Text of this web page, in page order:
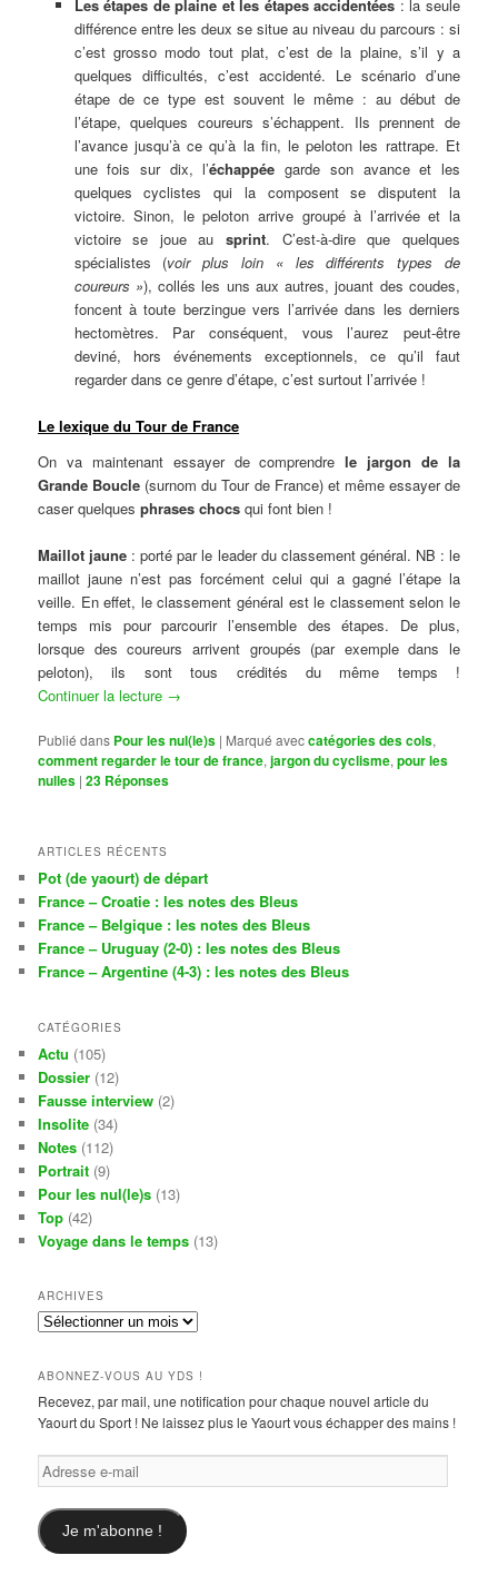
Les étapes de plaine et les étapes accidentées : la seule
différence entre les deux se situe au niveau du parcours : si
c’est grosso modo tout plat, c’est de la plaine, s’il y a
quelques difficultés, c’est accidenté. Le scénario d’une
étape de ce type est souvent le même : au début de
l’étape, quelques coureurs s’échappent. Ils prennent de
l’avance jusqu’à ce qu’à la fin, le peloton les rattrape. Et
une fois sur dix, l’échappée garde son avance et les
quelques cyclistes qui la composent se disputent la
victoire. Sinon, le peloton arrive groupé à l’arrivée et la
victoire se joue ausprint. C’est-à-dire que quelques
spécialistes (voir plus loin « les différents types de
coureurs »), collés les uns aux autres, jouant des coudes,
foncent à toute berzingue vers l’arrivée dans les derniers
hectomètres. Par conséquent, vous l’aurez peut-être
deviné, hors événements exceptionnels, ce qu’il faut
regarder dans ce genre d’étape, c’est surtout l’arrivée !
Le lexique du Tour de France
On va maintenant essayer de comprendrele jargon de la
Grande Boucle (surnom du Tour de France) et même essayer de
caser quelquesphrases chocs qui font bien !
Maillot jaune : porté par le leader du classement général. NB : le
maillot jaune n’est pas forcément celui qui a gagné l’étape la
veille. En effet, le classement général est le classement selon le
temps mis pour parcourir l’ensemble des étapes. De plus,
lorsque des coureurs arrivent groupés (par exemple dans le
peloton), ils sont tous crédités du même temps !
Continuer la lecture →
Publié dans Pour les nul(le)s | Marqué aveccatégories des cols,
comment regarder le tour de france,jargon du cyclisme,pour les
nulles |23 Réponses
ARTICLES RÉCENTS
Pot (de yaourt) de départ
France – Croatie : les notes des Bleus
France – Belgique : les notes des Bleus
France – Uruguay (2-0) : les notes des Bleus
France – Argentine (4-3) : les notes des Bleus
CATÉGORIES
Actu (105)
Dossier (12)
Fausse interview (2)
Insolite (34)
Notes (112)
Portrait (9)
Pour les nul(le)s (13)
Top (42)
Voyage dans le temps (13)
ARCHIVES
Archives
ABONNEZ-VOUS AU YDS !
Recevez, par mail, une notification pour chaque nouvel article du
Yaourt du Sport ! Ne laissez plus le Yaourt vous échapper des mains !
Adresse
e-
mail
Je m'abonne !